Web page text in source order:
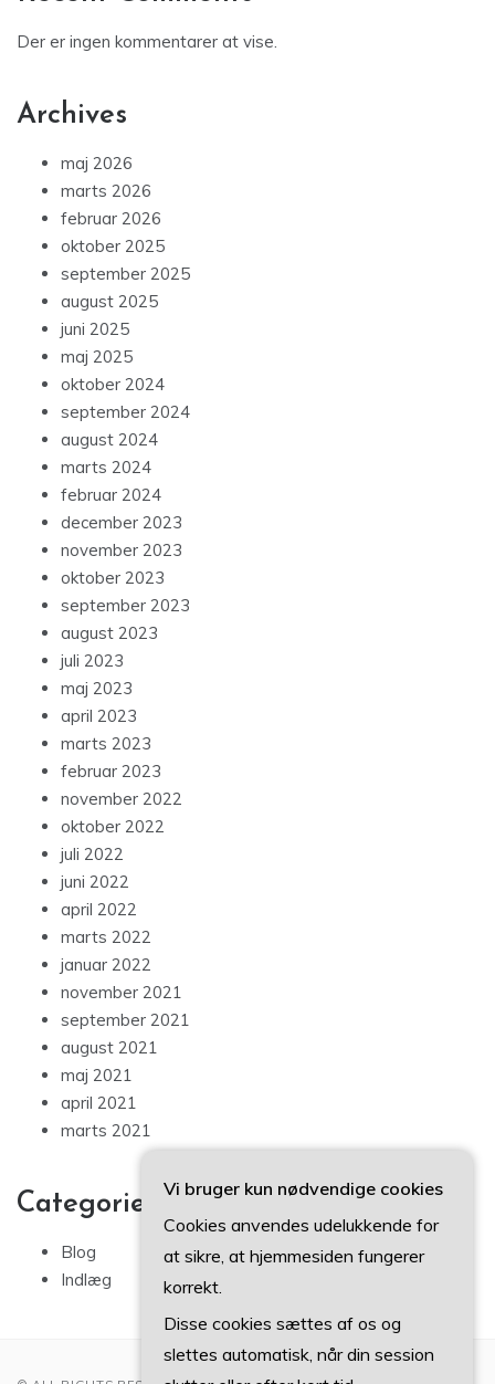
Der er ingen kommentarer at vise.
Archives
maj 2026
marts 2026
februar 2026
oktober 2025
september 2025
august 2025
juni 2025
maj 2025
oktober 2024
september 2024
august 2024
marts 2024
februar 2024
december 2023
november 2023
oktober 2023
september 2023
august 2023
juli 2023
maj 2023
april 2023
marts 2023
februar 2023
november 2022
oktober 2022
juli 2022
juni 2022
april 2022
marts 2022
januar 2022
november 2021
september 2021
august 2021
maj 2021
april 2021
marts 2021
Categories
Blog
Indlæg
Vi bruger kun nødvendige cookies
Cookies anvendes udelukkende for
at sikre, at hjemmesiden fungerer
korrekt.
Disse cookies sættes af os og
slettes automatisk, når din session